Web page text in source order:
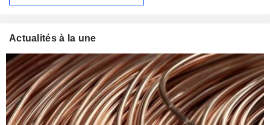
Actualités à la une